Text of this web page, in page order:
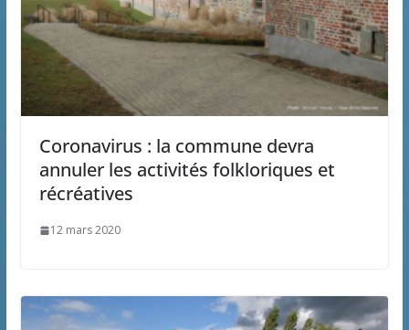
Coronavirus : la commune devra
annuler les activités folkloriques et
récréatives
12 mars 2020